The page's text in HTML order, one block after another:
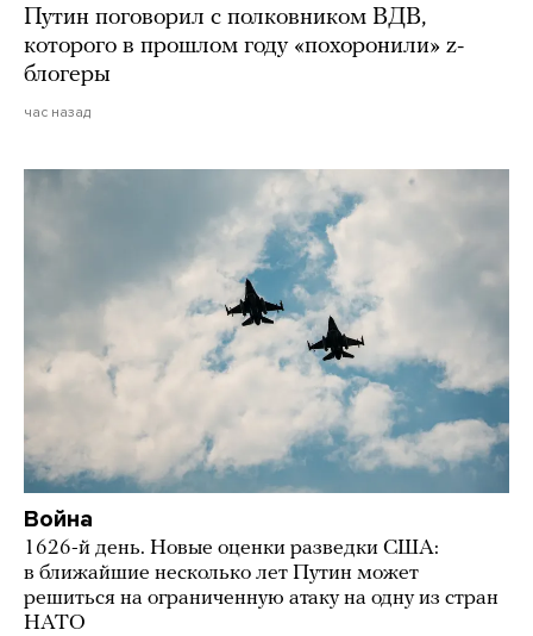
Путин поговорил с полковником ВДВ,
которого в прошлом году «похоронили» z-
блогеры
час назад
Война
1626-й день. Новые оценки разведки США:
в ближайшие несколько лет Путин может
решиться на ограниченную атаку на одну из стран
НАТО